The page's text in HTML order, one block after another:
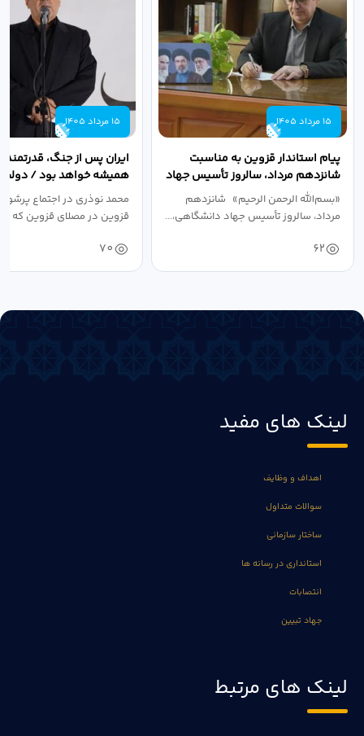
15 مرداد 1405
پیام استاندار قزوین به مناسبت
شانزدهم مرداد، سالروز تأسیس جهاد
دانشگاهی
«بسم‌الله الرحمن الرحیم» شانزدهم
مرداد، سالروز تأسیس جهاد دانشگاهی،...
62
15 مرداد 1405
ایران پس از جنگ،
همیشه خواهد بود / دولت
نبرد اقتصادی،...
محمد نوذری در اجتماع
قزوین در مصلای قزوین که
70
لینک های مفید
اهداف و وظایف
سوالات متداول
ساختار سازمانی
استانداری در رسانه ها
انتصابات
جهاد تبیین
لینک های مرتبط